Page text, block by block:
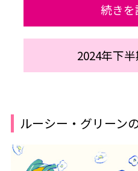
続きを
2024年下
ルーシー・グリーン